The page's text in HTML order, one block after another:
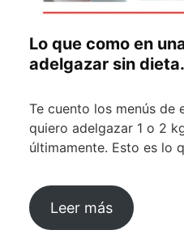
Lo que como en
adelgazar sin dieta.
Te cuento los menús de
quiero adelgazar 1 o 2
últimamente. Esto es lo
Leer más